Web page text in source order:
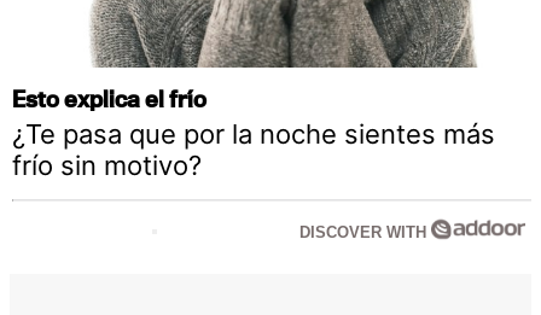
Esto explica el frío
¿Te pasa que por la noche sientes más
frío sin motivo?
DISCOVER WITH